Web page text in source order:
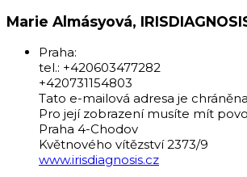
Marie Almásyová,
Praha:
tel.: +420603477282
+420731154803
Tato e-mailová adresa je
Pro její zobrazení musíte mít
Praha 4-Chodov
Květnového vítězství 2373/9
www.irisdiagnosis.cz